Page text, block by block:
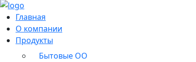
Главная
О компании
Продукты
Бытовые ОО